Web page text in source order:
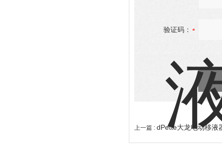
验证码：
上一篇 : dPette大龙电动移液